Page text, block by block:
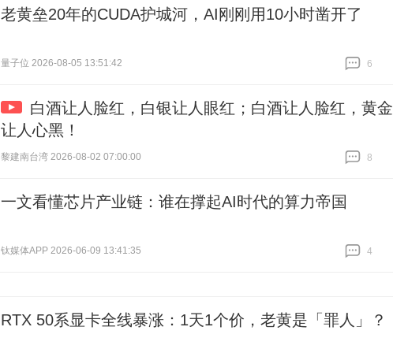
老黄垒20年的CUDA护城河，AI刚刚用10小时凿开了
量子位 2026-08-05 13:51:42
6
白酒让人脸红，白银让人眼红；白酒让人脸红，黄金
让人心黑！
黎建南台湾 2026-08-02 07:00:00
8
一文看懂芯片产业链：谁在撑起AI时代的算力帝国
钛媒体APP 2026-06-09 13:41:35
4
RTX 50系显卡全线暴涨：1天1个价，老黄是「罪人」？